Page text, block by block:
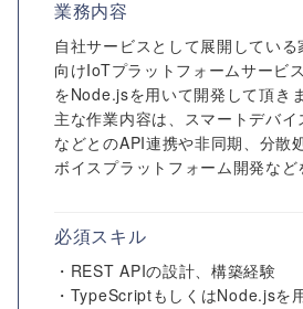
業務内容
自社サービスとして展開してい
向けIoTプラットフォームサービ
をNode.jsを用いて開発して頂きま
主な作業内容は、スマートデバイ
などとのAPI連携や非同期、分散
ボイスプラットフォーム開発など
必須スキル
・REST APIの設計、構築経験
・TypeScriptもしくはNode.jsを